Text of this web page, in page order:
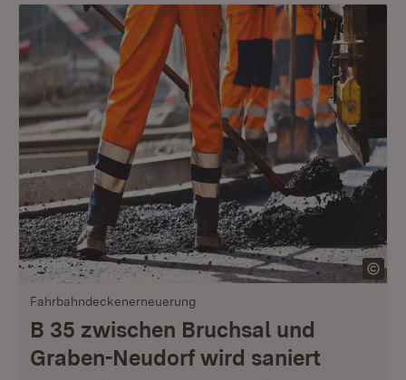
Fahrbahndeckenerneuerung
B 35 zwischen Bruchsal und
Graben-Neudorf wird saniert